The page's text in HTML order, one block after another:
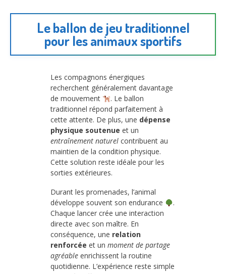
Le ballon de jeu traditionnel
pour les animaux sportifs
Les compagnons énergiques
recherchent généralement davantage
de mouvement
. Le ballon
traditionnel répond parfaitement à
cette attente. De plus, une dépense
physique soutenue et un
entraînement naturel contribuent au
maintien de la condition physique.
Cette solution reste idéale pour les
sorties extérieures.
Durant les promenades, l’animal
développe souvent son endurance
.
Chaque lancer crée une interaction
directe avec son maître. En
conséquence, une relation
renforcée et un moment de partage
agréable enrichissent la routine
quotidienne. L’expérience reste simple